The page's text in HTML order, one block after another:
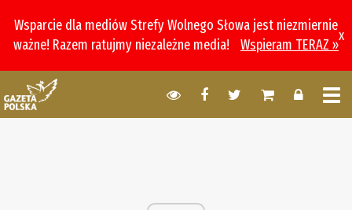
Wsparcie dla mediów Strefy Wolnego Słowa jest niezmiernie
ważne! Razem ratujmy niezależne media!
Wspieram TERAZ »
x